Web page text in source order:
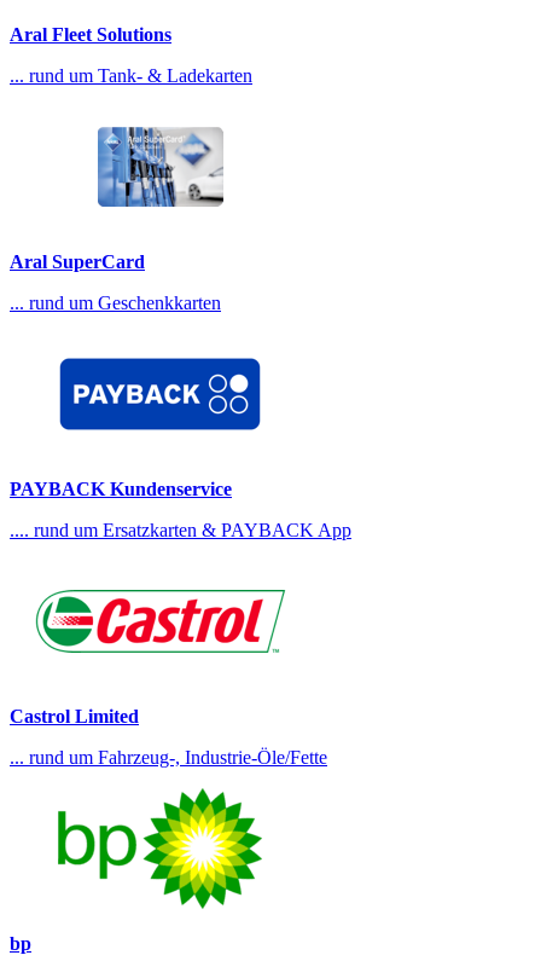
Aral Fleet Solutions
... rund um Tank- & Ladekarten
Aral SuperCard
... rund um Geschenkkarten
PAYBACK Kundenservice
.... rund um Ersatzkarten & PAYBACK App
Castrol Limited
... rund um Fahrzeug-, Industrie-Öle/Fette
bp